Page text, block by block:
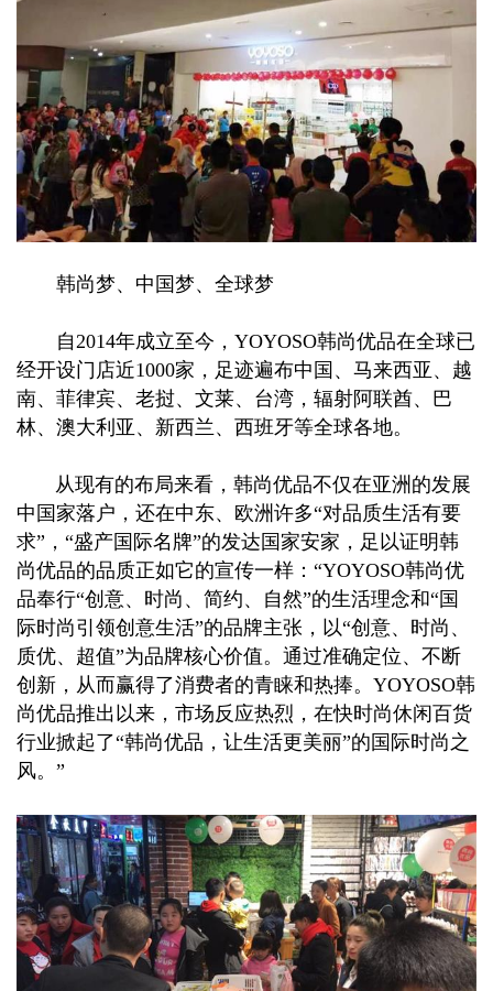
韩尚梦、中国梦、全球梦
自2014年成立至今，YOYOSO韩尚优品在全球已
经开设门店近1000家，足迹遍布中国、马来西亚、越
南、菲律宾、老挝、文莱、台湾，辐射阿联酋、巴
林、澳大利亚、新西兰、西班牙等全球各地。
从现有的布局来看，韩尚优品不仅在亚洲的发展
中国家落户，还在中东、欧洲许多“对品质生活有要
求”，“盛产国际名牌”的发达国家安家，足以证明韩
尚优品的品质正如它的宣传一样：“YOYOSO韩尚优
品奉行“创意、时尚、简约、自然”的生活理念和“国
际时尚引领创意生活”的品牌主张，以“创意、时尚、
质优、超值”为品牌核心价值。通过准确定位、不断
创新，从而赢得了消费者的青睐和热捧。YOYOSO韩
尚优品推出以来，市场反应热烈，在快时尚休闲百货
行业掀起了“韩尚优品，让生活更美丽”的国际时尚之
风。”